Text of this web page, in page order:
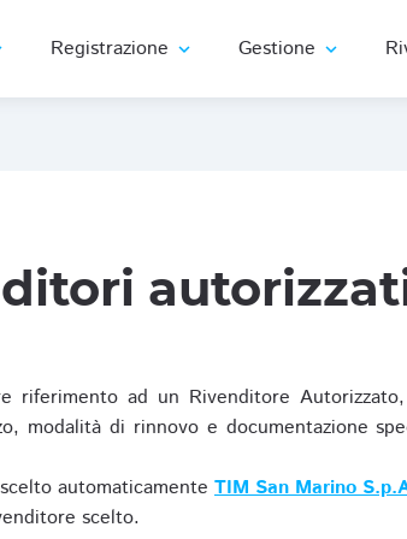
Registrazione expand_more Gestione expand_more
riferimento ad un Rivenditore
modalità di rinnovo e documentazione
automaticamente TIM San Marino
scelto.